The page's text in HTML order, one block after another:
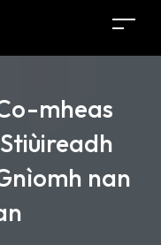
mheas
nan